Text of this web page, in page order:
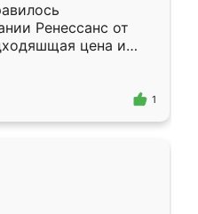
Ренессанс от
цена и
Приехавший
самый
1